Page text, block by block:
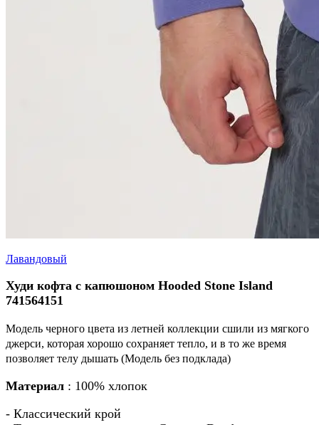
Лавандовый
Худи кофта с капюшоном Hooded Stone Island
741564151
Модель черного цвета из летней коллекции сшили из мягкого
джерси, которая хорошо сохраняет тепло, и в то же время
позволяет телу дышать (Модель без подклада)
Материал : 100% хлопок
- Классический крой